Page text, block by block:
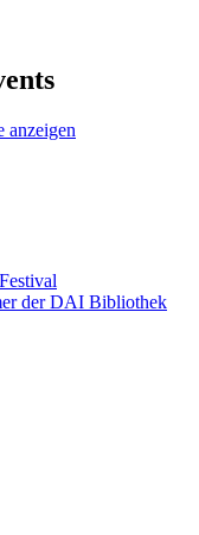
anzeigen
der DAI Bibliothek